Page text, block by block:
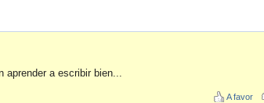
a escribir bien...
A favor